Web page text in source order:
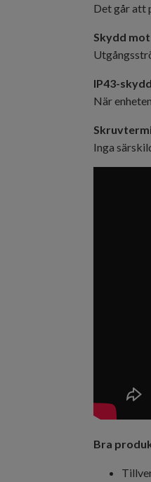
Det går att
Skydd
IP43-skydd
När
Inga
Bra